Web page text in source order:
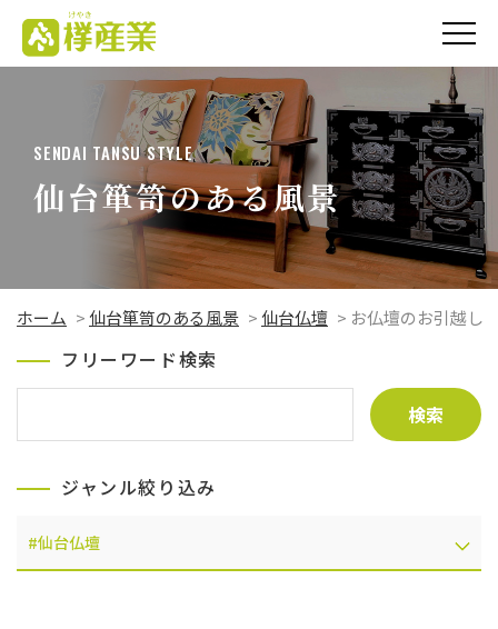
欅（けやき）産業
SENDAI TANSU STYLE
仙台箪笥のある風景
ホーム > 仙台箪笥のある風景 > 仙台仏壇 > お仏壇のお引越し
フリーワード検索
ジャンル絞り込み